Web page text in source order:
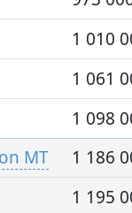
1 010
1 061
1 098
MT
1 186
1 195